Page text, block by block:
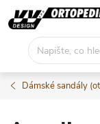
Přejít
na
Dámské sandály